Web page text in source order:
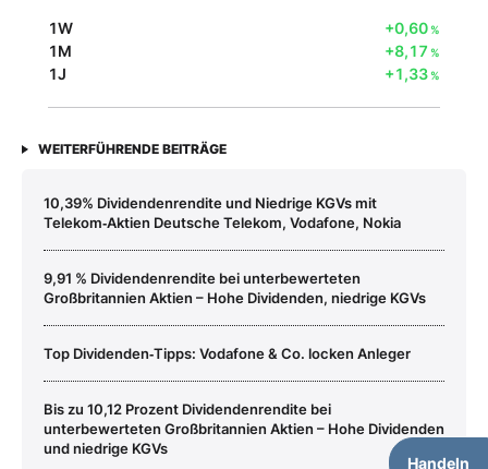
Handeln
1W +0,60%
1M +8,17 %
1J +1,33%
WEITERFÜHRENDE BEITRÄGE
10,39% Dividendenrendite und Niedrige KGVs mit
Telekom‑Aktien Deutsche Telekom, Vodafone, Nokia
9,91 % Dividendenrendite bei unterbewerteten
Großbritannien Aktien – Hohe Dividenden, niedrige KGVs
Top Dividenden‑Tipps: Vodafone & Co. locken Anleger
Bis zu 10,12 Prozent Dividendenrendite bei
unterbewerteten Großbritannien Aktien – Hohe Dividenden
und niedrige KGVs